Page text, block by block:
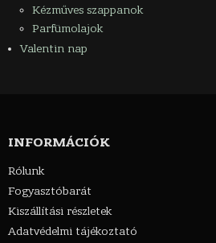
Kézműves szappanok
Parfümolajok
Valentin nap
INFORMÁCIÓK
Rólunk
Fogyasztóbarát
Kiszállítási részletek
Adatvédelmi tájékoztató